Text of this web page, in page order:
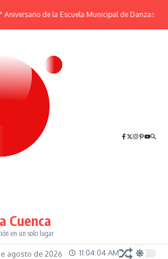
de la Escuela Municipal de Danzas “El
Cuenca
en un solo lugar
agosto de 2026 11:04:04 AM